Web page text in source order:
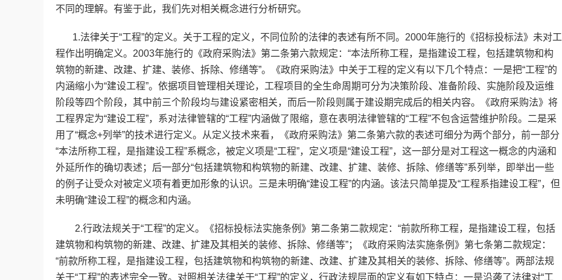
不同的理解。有鉴于此，我们先对相关概念进行分析研究。
1.法律关于“工程”的定义。关于工程的定义，不同位阶的法律的表述有所不同。2000年施行的《招标投标法》未对工
程作出明确定义。2003年施行的《政府采购法》第二条第六款规定：“本法所称工程，是指建设工程，包括建筑物和构
筑物的新建、改建、扩建、装修、拆除、修缮等”。《政府采购法》中关于工程的定义有以下几个特点：一是把“工程”的
内涵缩小为“建设工程”。依据项目管理相关理论，工程项目的全生命周期可分为决策阶段、准备阶段、实施阶段及运维
阶段等四个阶段，其中前三个阶段均与建设紧密相关，而后一阶段则属于建设期完成后的相关内容。《政府采购法》将
工程界定为“建设工程”，系对法律管辖的“工程”内涵做了限缩，意在表明法律管辖的“工程”不包含运营维护阶段。二是采
用了“概念+列举”的技术进行定义。从定义技术来看，《政府采购法》第二条第六款的表述可细分为两个部分，前一部分
“本法所称工程，是指建设工程”系概念，被定义项是“工程”，定义项是“建设工程”，这一部分是对工程这一概念的内涵和
外延所作的确切表述；后一部分“包括建筑物和构筑物的新建、改建、扩建、装修、拆除、修缮等”系列举，即举出一些
的例子让受众对被定义项有着更加形象的认识。三是未明确“建设工程”的内涵。该法只简单提及“工程系指建设工程”，但
未明确“建设工程”的概念和内涵。
2.行政法规关于“工程”的定义。《招标投标法实施条例》第二条第二款规定：“前款所称工程，是指建设工程，包括
建筑物和构筑物的新建、改建、扩建及其相关的装修、拆除、修缮等”；《政府采购法实施条例》第七条第二款规定：
“前款所称工程，是指建设工程，包括建筑物和构筑物的新建、改建、扩建及其相关的装修、拆除、修缮等”。两部法规
关于“工程”的表述完全一致。对照相关法律关于“工程”的定义，行政法规层面的定义有如下特点：一是沿袭了法律对“工